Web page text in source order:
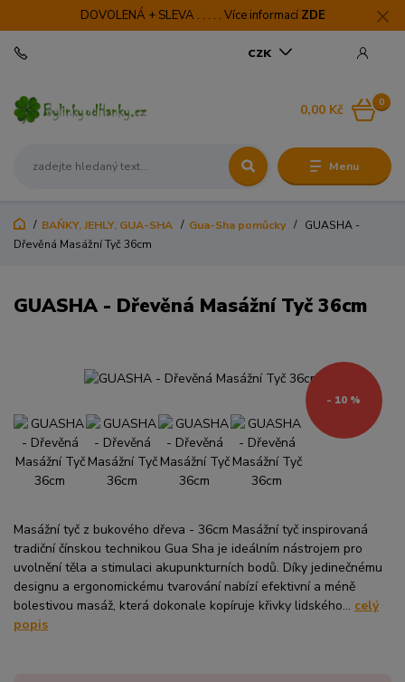
DOVOLENÁ + SLEVA . . . . . Více informací ZDE
Menu
CZK
0
0,00 Kč
BAŇKY, JEHLY, GUA-SHA Gua-Sha pomůcky
GUASHA -
Dřevěná Masážní Tyč 36cm
GUASHA - Dřevěná Masážní Tyč 36cm
- 10 %
Masážní tyč z bukového dřeva - 36cm Masážní tyč inspirovaná
tradiční čínskou technikou Gua Sha je ideálním nástrojem pro
uvolnění těla a stimulaci akupunkturních bodů. Díky jedinečnému
designu a ergonomickému tvarování nabízí efektivní a méně
bolestivou masáž, která dokonale kopíruje křivky lidského... celý
popis